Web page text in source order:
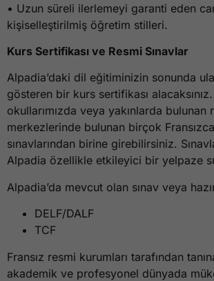
• Uzun süreli ilerlemeyi garanti eden
kişiselleştirilmiş öğretim stilleri.
Kurs Sertifikası ve Resmi Sınavlar
Alpadia’daki dil eğitiminizin sonunda
gösteren bir kurs sertifikası alacaksınız.
okullarımızda veya yakınlarda bulunan
merkezlerinde bulunan birçok
sınavlarından birine girebilirsiniz.
Alpadia özellikle etkileyici bir yelpaze
Alpadia’da mevcut olan sınav veya
DELF/DALF
TCF
Fransız resmi kurumları tarafından
akademik ve profesyonel dünyada